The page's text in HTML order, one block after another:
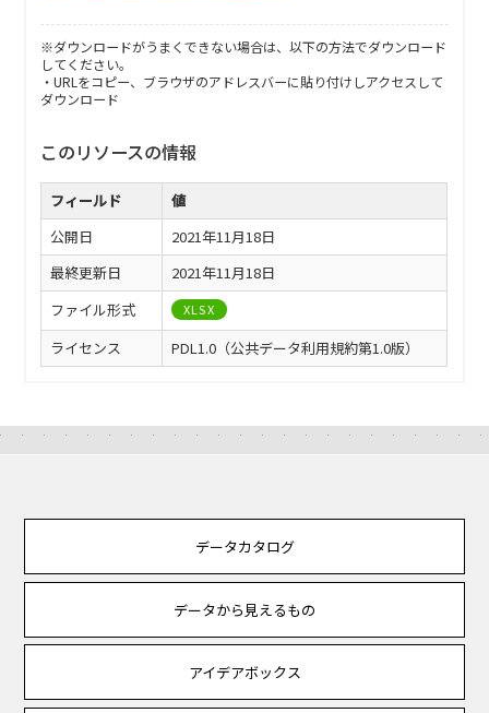
※ダウンロードがうまくできない場合は、以下の方法でダウンロード
してください。
・URLをコピー、ブラウザのアドレスバーに貼り付けしアクセスして
ダウンロード
このリソースの情報
フィールド
値
公開日
2021年11月18日
最終更新日
2021年11月18日
ファイル形式
XLSX
ライセンス PDL1.0（公共データ利用規約第1.0版）
データカタログ
データから見えるもの
アイデアボックス